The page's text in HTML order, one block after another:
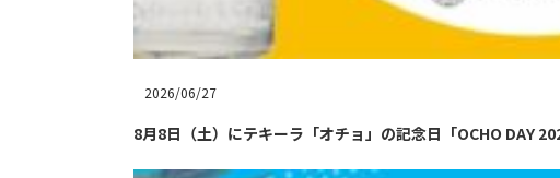
2026/06/27
8月8日（土）にテキーラ「オチョ」の記念日「OCHO DAY